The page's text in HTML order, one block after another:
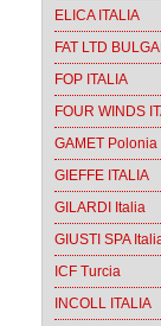
ELICA ITALIA
FAT LTD
FOP ITALIA
FOUR WINDS
GAMET Polonia
GIEFFE ITALIA
GILARDI Italia
GIUSTI SPA
ICF Turcia
INCOLL ITALIA